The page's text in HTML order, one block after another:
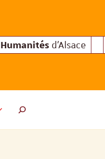
Humanités d'Alsace
MOTEUR DE RECHERCHE